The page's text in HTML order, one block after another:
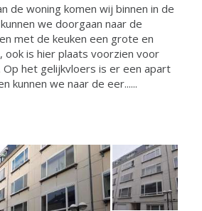
de woning komen wij binnen in de
we doorgaan naar de
met de keuken een grote en
is hier plaats voorzien voor
het gelijkvloers is er een apart
kunnen we naar de eer......